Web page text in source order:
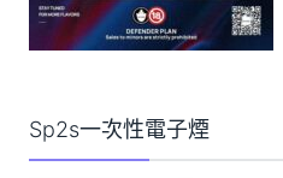
Sp2s一次性電子煙